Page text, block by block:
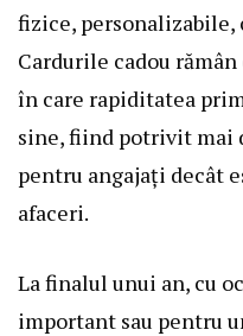
fizice,
Cardurile cadou
în care rapiditatea
sine, fiind potrivit mai
pentru angajați decât
afaceri.
La finalul unui an, cu
important sau pentru